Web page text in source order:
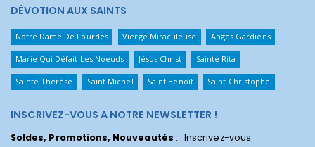
DÉVOTION AUX SAINTS
Notre Dame De Lourdes Vierge Miraculeuse Anges Gardiens
Marie Qui Défait Les Noeuds Jésus Christ Sainte Rita
Sainte Thérèse Saint Michel Saint Benoît Saint Christophe
INSCRIVEZ-VOUS A NOTRE NEWSLETTER !
Soldes, Promotions, Nouveautés ... Inscrivez-vous